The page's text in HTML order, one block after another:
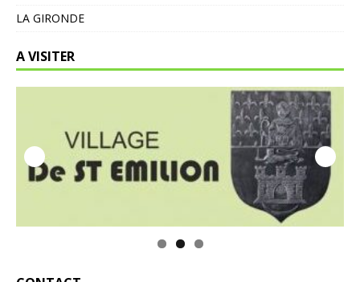
LA GIRONDE
A VISITER